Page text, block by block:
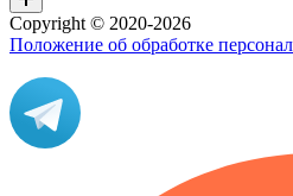
Copyright © 2020-2026
Положение об обработке